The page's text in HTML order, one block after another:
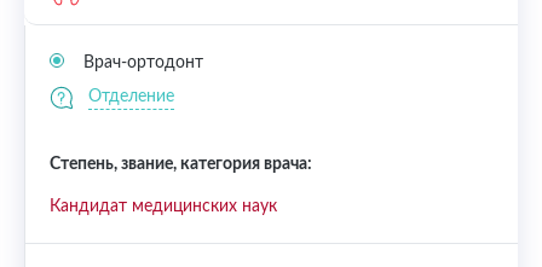
Врач-ортодонт
Отделение
Степень, звание, категория врача:
Кандидат медицинских наук